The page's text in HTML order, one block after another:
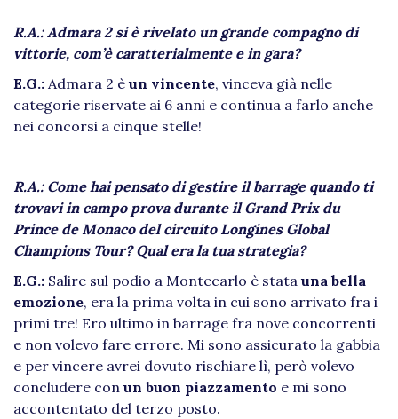
R.A.: Admara 2 si è rivelato un grande compagno di
vittorie, com’è caratterialmente e in gara?
E.G.: Admara 2 è un vincente, vinceva già nelle
categorie riservate ai 6 anni e continua a farlo anche
nei concorsi a cinque stelle!
R.A.: Come hai pensato di gestire il barrage quando ti
trovavi in campo prova durante il Grand Prix du
Prince de Monaco del circuito Longines Global
Champions Tour? Qual era la tua strategia?
E.G.: Salire sul podio a Montecarlo è stata una bella
emozione, era la prima volta in cui sono arrivato fra i
primi tre! Ero ultimo in barrage fra nove concorrenti
e non volevo fare errore. Mi sono assicurato la gabbia
e per vincere avrei dovuto rischiare lì, però volevo
concludere con un buon piazzamento e mi sono
accontentato del terzo posto.